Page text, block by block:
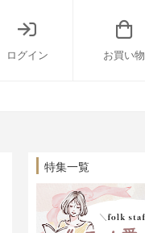
ログイン お買い物
特集一覧